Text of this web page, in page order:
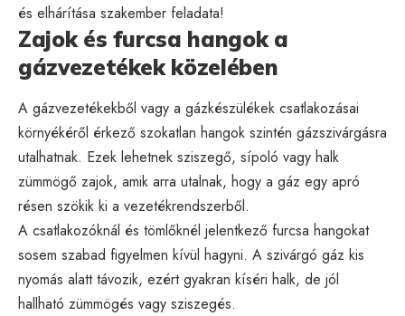
és elhárítása szakember feladata!
Zajok és furcsa hangok a
gázvezetékek közelében
A gázvezetékekből vagy a gázkészülékek csatlakozásai
környékéről érkező szokatlan hangok szintén gázszivárgásra
utalhatnak. Ezek lehetnek sziszegő, sípoló vagy halk
zümmögő zajok, amik arra utalnak, hogy a gáz egy apró
résen szökik ki a vezetékrendszerből.
A csatlakozóknál és tömlőknél jelentkező furcsa hangokat
sosem szabad figyelmen kívül hagyni. A szivárgó gáz kis
nyomás alatt távozik, ezért gyakran kíséri halk, de jól
hallható zümmögés vagy sziszegés.